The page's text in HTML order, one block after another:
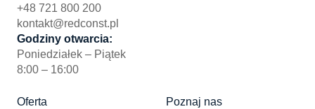
+48 721 800 200
kontakt@redconst.pl
Godziny otwarcia:
Poniedziałek – Piątek
8:00 – 16:00
Oferta
Poznaj nas